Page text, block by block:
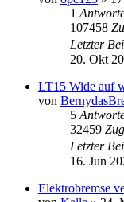
1
107458
Letzter
20. Okt
LT15 Wide auf
von
5
32459
Letzter
16. Jun
Elektrobremse